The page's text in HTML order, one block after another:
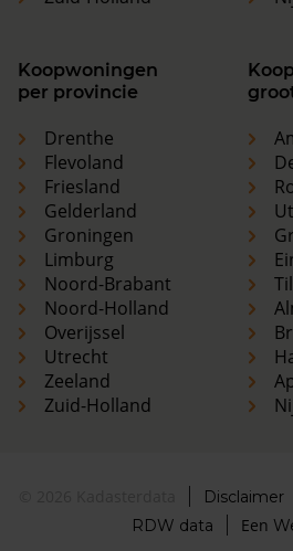
Koopwoningen
per provincie
Drenthe
Flevoland
Friesland
Gelderland
Groningen
Limburg
Noord-Brabant
Noord-Holland
Overijssel
Utrecht
Zeeland
Zuid-Holland
Disclaimer
RDW data
Een